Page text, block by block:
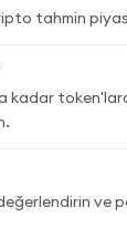
tahmin
kadar
ve